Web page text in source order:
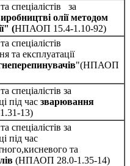
спеціалістів за
олії методом
(НПАОП 15.4-1.10-92)
спеціалістів
та експлуатації
"(НПАОП
спеціалістів за
під час зварювання
13)
спеціалістів за
під час
та
(НПАОП 28.0-1.35-14)